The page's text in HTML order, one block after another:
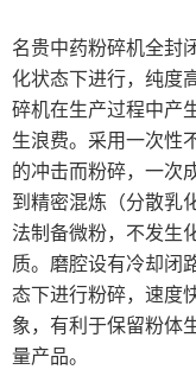
名贵中药粉碎机全封
化状态下进行，纯度
碎机在生产过程中产
生浪费。采用一次性
的冲击而粉碎，一次
到精密混炼（分散乳
法制备微粉，不发生
质。磨腔设有冷却闭
态下进行粉碎，速度
象，有利于保留粉体
量产品。